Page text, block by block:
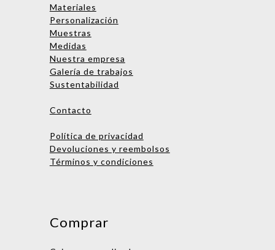
Materiales
Personalización
Muestras
Medidas
Nuestra empresa
Galería de trabajos
Sustentabilidad
Contacto
Política de privacidad
Devoluciones y reembolsos
Términos y condiciones
Comprar
Nombre
Empresa
Teléfono
Enviar consulta
con una persona después. ¡Vamos
a asignarte un ejecutivo de